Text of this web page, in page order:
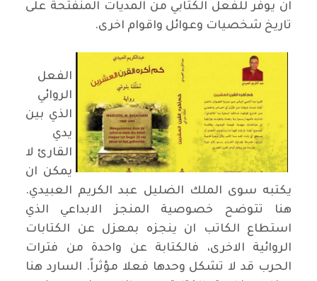
ان يوفر للفعل الكتابي من المديات المنفتحة على
تاريخ شخصيات وعوائل واقوام اخرى.
الفعل
الروائي
الذي بين
يدي
القارئ لا
يمكن ان
يكتبه سوى الملك الضليل عبد الكريم العبيدي.
هنا تتوضح خصوصية المنجز الابداعي الذي
استطاع الكاتب ان ينجزه بمعزل عن الكتابات
الروائية الاخرى، فالكتابة عن واحدة من فترات
الحرب قد لا تشكل وحدها فعلا مؤثراً. السارد هنا